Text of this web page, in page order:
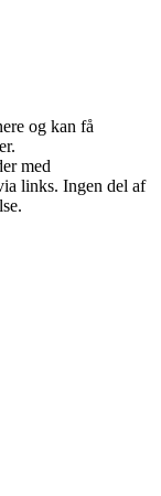
og kan få
med
links. Ingen del af